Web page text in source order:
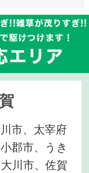
市、太宰府
郡市、うき
川市、佐賀